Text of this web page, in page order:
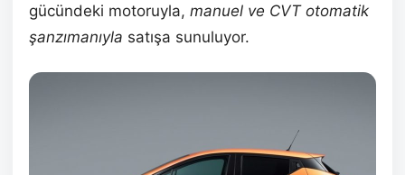
gücündeki motoruyla, manuel ve CVT otomatik
şanzımanıyla satışa sunuluyor.